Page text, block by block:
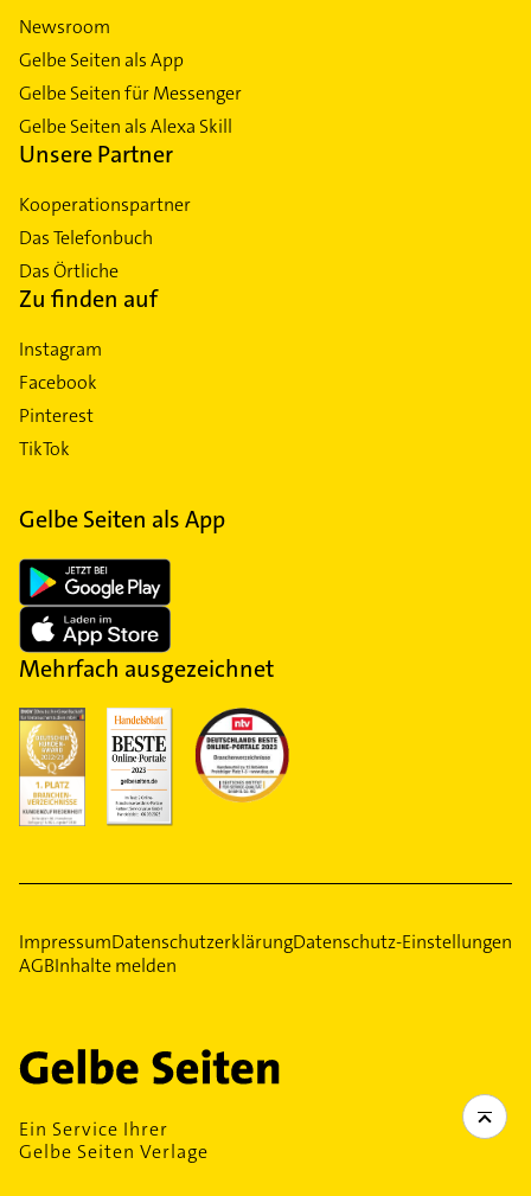
Newsroom
Gelbe Seiten als App
Gelbe Seiten für Messenger
Gelbe Seiten als Alexa Skill
Unsere Partner
Kooperationspartner
Das Telefonbuch
Das Örtliche
Zu finden auf
Instagram
Facebook
Pinterest
TikTok
Gelbe Seiten als App
Mehrfach ausgezeichnet
ImpressumDatenschutzerklärungDatenschutz-Einstellungen
AGBInhalte melden
Ein Service Ihrer
Gelbe Seiten Verlage